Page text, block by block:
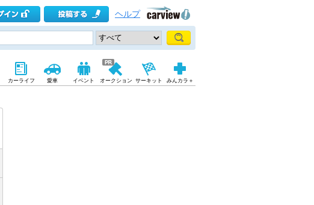
ヘルプ
カーライフ 愛車 イベント オークション サーキット みんカラ＋